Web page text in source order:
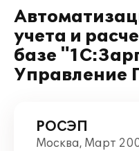
учета и
базе
Управление
РОСЭП
Москва, Март